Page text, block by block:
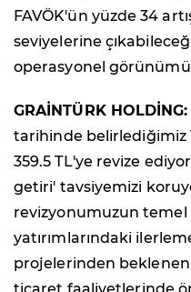
FAVÖK'ün yüzde 34
seviyelerine
operasyonel
GRAİNTÜRK HOLDİNG:
tarihinde belirlediğimiz
359.5 TL'ye revize
getiri' tavsiyemizi
revizyonumuzun
yatırımlarındaki
projelerinden beklenen
ticaret faaliyetlerinde